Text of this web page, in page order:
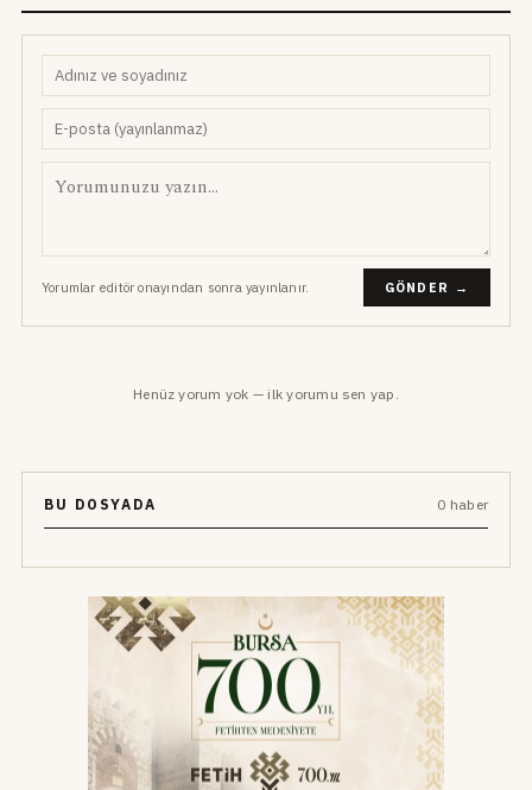
Yorumlar editör onayından sonra yayınlanır. GÖNDER →
Henüz yorum yok — ilk yorumu sen yap.
BU DOSYADA 0 haber